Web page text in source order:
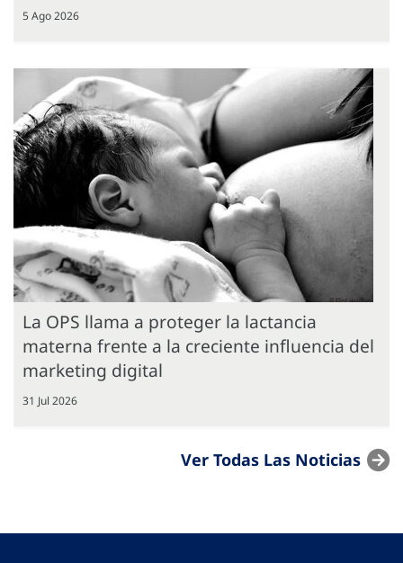
5 Ago 2026
La OPS llama a proteger la lactancia
materna frente a la creciente influencia del
marketing digital
31 Jul 2026
Ver Todas Las Noticias